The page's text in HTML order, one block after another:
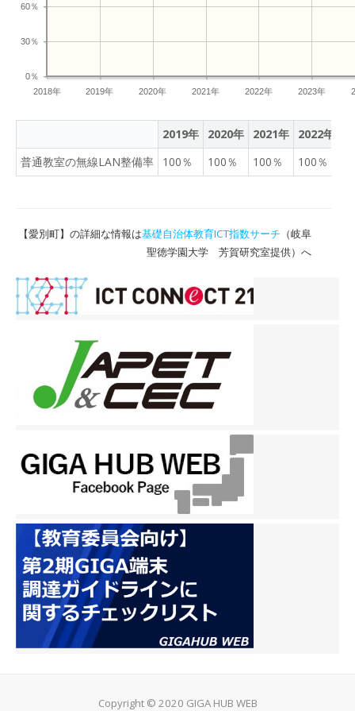
2018年 2019年 2020年 2021年 2022年 2023年
0％
30％
60％
2019年 2020年 2021年 2022年
普通教室の無線LAN整備率
100％ 100％ 100％ 100％
【愛別町】の詳細な情報は基礎自治体教育ICT指数サーチ （岐阜
聖徳学園大学 芳賀研究室提供）へ
Copyright © 2020 GIGA HUB WEB